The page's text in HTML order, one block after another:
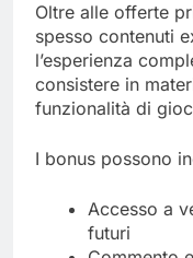
Oltre alle offerte
spesso contenuti
l’esperienza
consistere in
funzionalità di
I bonus possono
Accesso a
futuri